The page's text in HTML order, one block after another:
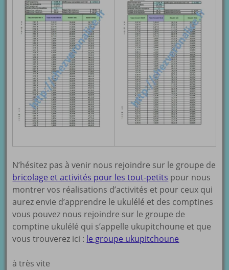
N’hésitez pas à venir nous rejoindre sur le groupe de
bricolage et activités pour les tout-petits pour nous
montrer vos réalisations d’activités et pour ceux qui
aurez envie d’apprendre le ukulélé et des comptines
vous pouvez nous rejoindre sur le groupe de
comptine ukulélé qui s’appelle ukupitchoune et que
vous trouverez ici : le groupe ukupitchoune
à très vite